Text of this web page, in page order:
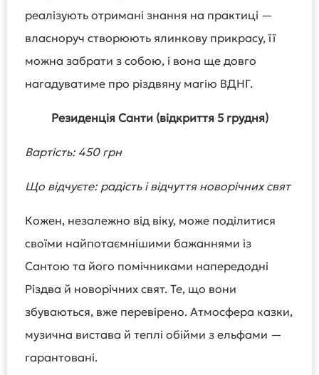
реалізують отримані знання на практиці —
власноруч створюють ялинкову прикрасу, її
можна забрати з собою, і вона ще довго
нагадуватиме про різдвяну магію ВДНГ.
Резиденція Санти (відкриття 5 грудня)
Вартість: 450 грн
Що відчуєте: радість і відчуття новорічних свят
Кожен, незалежно від віку, може поділитися
своїми найпотаємнішими бажаннями із
Сантою та його помічниками напередодні
Різдва й новорічних свят. Те, що вони
збуваються, вже перевірено. Атмосфера казки,
музична вистава й теплі обійми з ельфами —
гарантовані.